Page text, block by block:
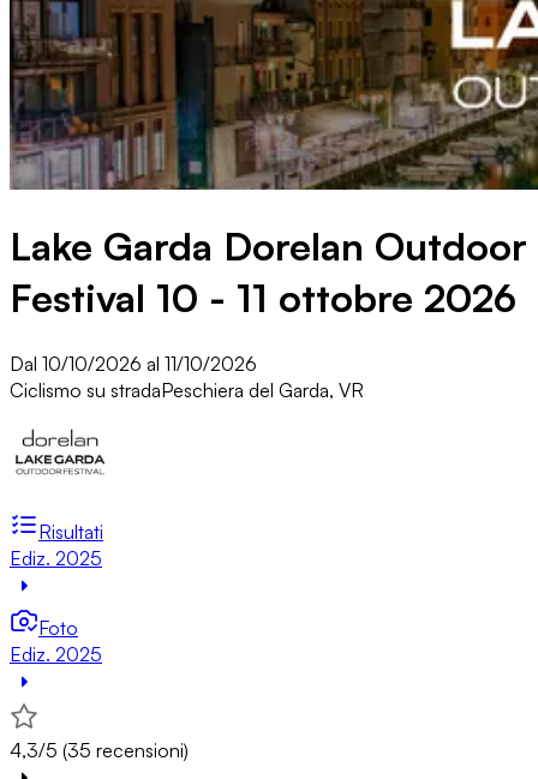
Lake Garda Dorelan Outdoor
Festival 10 - 11 ottobre 2026
Dal 10/10/2026 al 11/10/2026
Ciclismo su stradaPeschiera del Garda, VR
Risultati
Ediz. 2025
Foto
Ediz. 2025
4,3/5 (35 recensioni)